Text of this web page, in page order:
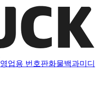
영업용 번호판화물백과미디